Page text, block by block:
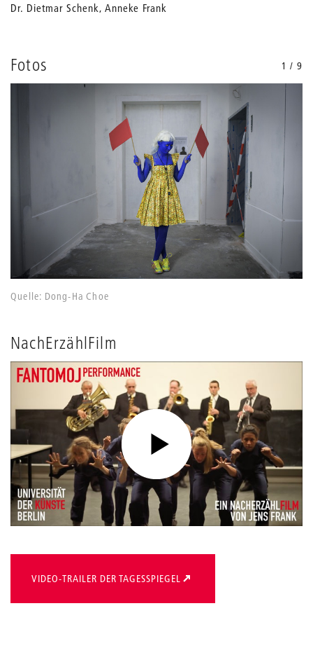
Dr. Dietmar Schenk, Anneke Frank
Fotos
Quelle: Dong-Ha Choe
1 / 9
NachErzählFilm
VIDEO-TRAILER DER TAGESSPIEGEL